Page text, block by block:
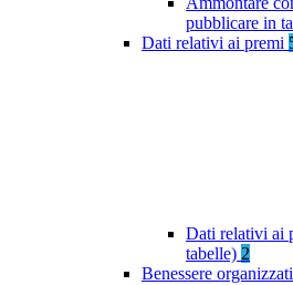
pubblicare in
Dati relativi ai premi
Dati relativi ai
tabelle) 2
Benessere